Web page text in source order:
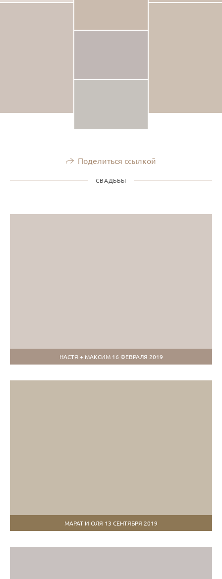
Поделиться ссылкой
СВАДЬБЫ
НАСТЯ + МАКСИМ 16 ФЕВРАЛЯ 2019
МАРАТ И ОЛЯ 13 СЕНТЯБРЯ 2019